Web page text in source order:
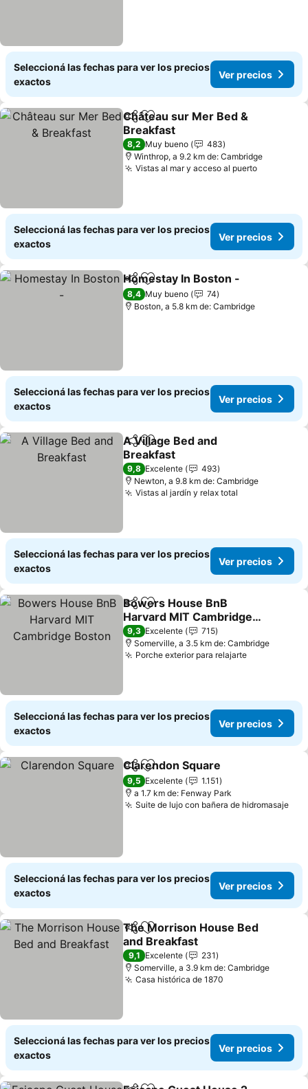
Seleccioná las fechas para ver los precios
exactos
Ver precios
CompartirAñadir a favoritos
Château sur Mer Bed &
Breakfast
Ver precios
8,2 Muy bueno
483
Winthrop, a 9.2 km de: Cambridge
Vistas al mar y acceso al puertoVer
Seleccioná las fechas para ver los precios
exactos
Ver precios
CompartirAñadir a favoritos
Homestay In Boston -
8,4 Muy bueno
74
Boston, a 5.8 km de: Cambridge
Seleccioná las fechas para ver los precios
exactos
Ver precios
CompartirAñadir a favoritos
A Village Bed and
Breakfast
Ver precios
9,8 Excelente
493
Newton, a 9.8 km de: Cambridge
Vistas al jardín y relax total
Seleccioná las fechas para ver los precios
exactos
Ver precios
CompartirAñadir a favoritos
Bowers House BnB
Harvard MIT Cambridge
Boston
Ver precios
9,3 Excelente
715
Somerville, a 3.5 km de: Cambridge
Porche exterior para relajarteVer precios
Seleccioná las fechas para ver los precios
exactos
Ver precios
CompartirAñadir a favoritos
Clarendon Square
9,5 Excelente
1.151
a 1.7 km de: Fenway Park
Suite de lujo con bañera de hidromasaje
Seleccioná las fechas para ver los precios
exactos
Ver precios
Compartir
Añadir a favoritos
The Morrison House Bed
and Breakfast
Ver precios
9,1 Excelente
231
Somerville, a 3.9 km de: Cambridge
Casa histórica de 1870
Seleccioná las fechas para ver los precios
exactos
Ver precios